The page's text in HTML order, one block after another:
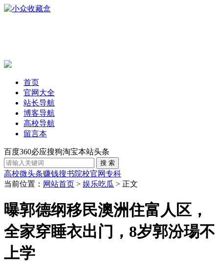
首页
官网大全
站长导航
博客导航
高校导航
留言本
百度360必应搜狗淘宝本站头条
高校微头条赚钱搜书院校官网专科
当前位置： 网站首页 > 娱乐吃瓜 > 正文
曝郭德纲移民澳洲住富人区，
全家穿睡衣出门，8岁郭汾瑒不
上学